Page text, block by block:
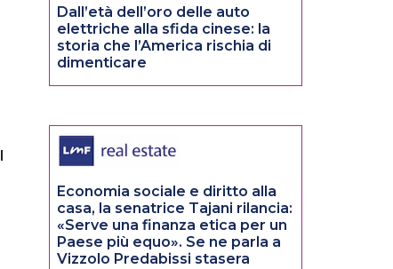
Dall’età dell’oro delle auto
elettriche alla sfida cinese: la
storia che l’America rischia di
dimenticare
Economia sociale e diritto alla
casa, la senatrice Tajani rilancia:
«Serve una finanza etica per un
Paese più equo». Se ne parla a
Vizzolo Predabissi stasera